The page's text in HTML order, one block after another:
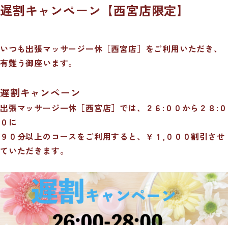
遅割キャンペーン【西宮店限定】
いつも出張マッサージ一休［西宮店］をご利用いただき、
有難う御座います。
遅割キャンペーン
出張マッサージ一休［西宮店］では、２６:００から２８:０
０に
９０分以上のコースをご利用すると、￥１,０００割引させ
ていただきます。